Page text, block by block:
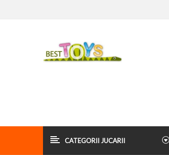
CATEGORII JUCARII